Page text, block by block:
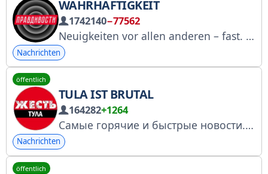
WAHRHAFTIGKEIT
1742140−77562
Neuigkeiten vor allen anderen – fast. Werbung @oesse17 Kanal-Link: https://t.me/+Ocayu2hF8Go2YzUy
Nachrichten
öffentlich
TULA IST BRUTAL
164282+1264
Самые горячие и быстрые новости. Будь в гуще событий твоего города Анонимная обратная связь @tula_anonimno
Nachrichten
öffentlich